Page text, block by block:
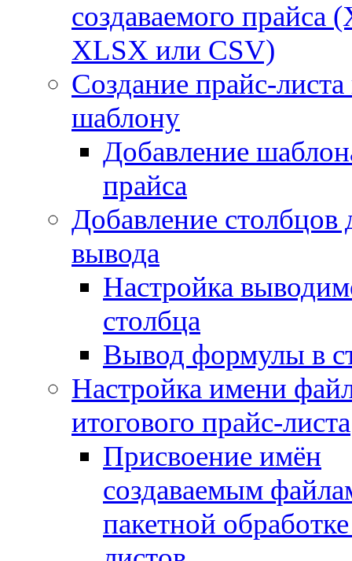
создаваемого прайса
XLSX или CSV)
Создание прайс-
шаблону
Добавление
прайса
Добавление столбцов
вывода
Настройка
столбца
Вывод формулы в
Настройка имени
итогового прайс-листа
Присвоение имён
создаваемым
пакетной